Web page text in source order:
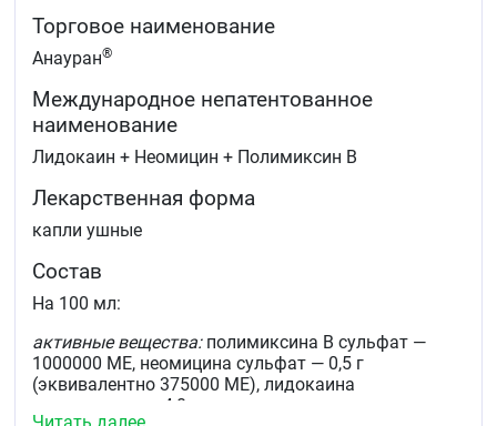
Торговое наименование
Анауран®
Международное непатентованное
наименование
Лидокаин + Неомицин + Полимиксин B
Лекарственная форма
капли ушные
Состав
На 100 мл:
активные вещества:полимиксина В сульфат —
1000000 МЕ, неомицина сульфат — 0,5 г
(эквивалентно 375000 МЕ), лидокаина
гидрохлорид — 4,0 г